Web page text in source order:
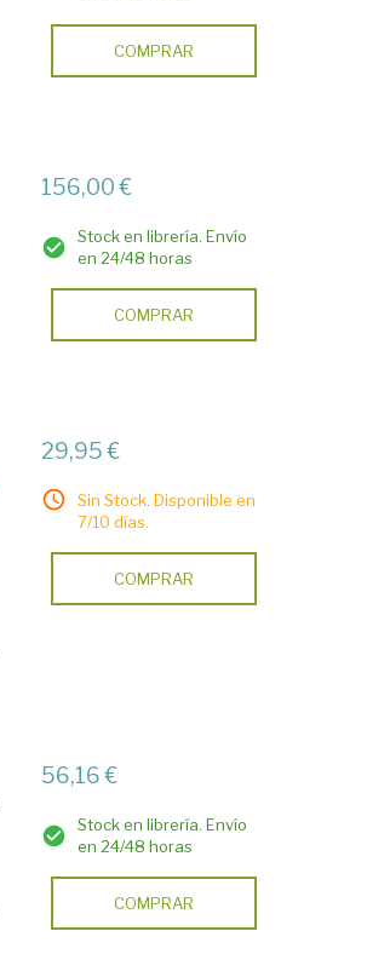
COMPRAR
156,00 €
Stock en librería. Envío
en 24/48 horas
COMPRAR
29,95 €
Sin Stock. Disponible en
7/10 días.
COMPRAR
56,16 €
Stock en librería. Envío
en 24/48 horas
COMPRAR